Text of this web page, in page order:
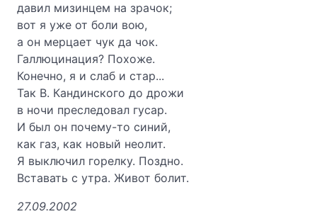
давил мизинцем на зрачок;
вот я уже от боли вою,
а он мерцает чук да чок.
Галлюцинация? Похоже.
Конечно, я и слаб и стар...
Так В. Кандинского до дрожи
в ночи преследовал гусар.
И был он почему-то синий,
как газ, как новый неолит.
Я выключил горелку. Поздно.
Вставать с утра. Живот болит.
27.09.2002